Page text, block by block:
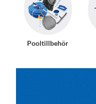
Pooltillbehör